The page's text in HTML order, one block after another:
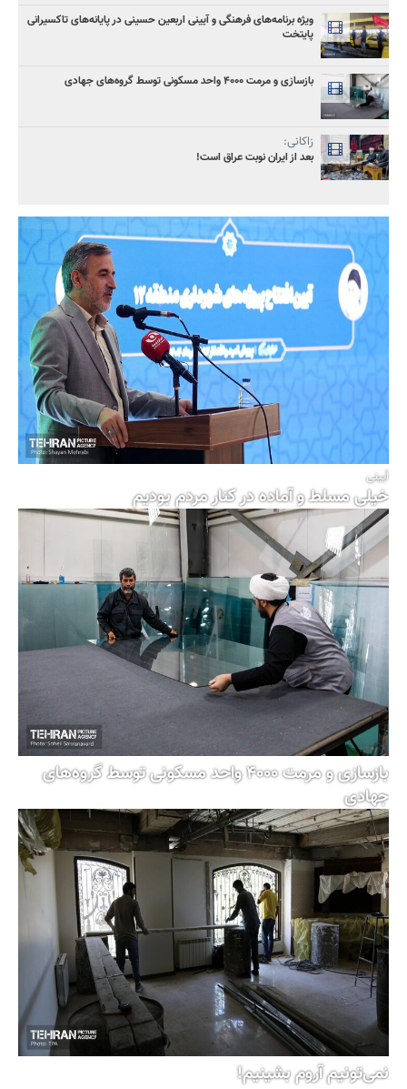
ویژه برنامه‌های فرهنگی و آیینی اربعین حسینی در پایانه‌های تاکسیرانی
پایتخت
بازسازی و مرمت ۴۰۰۰ واحد مسکونی توسط گروه‌های جهادی
زاکانی:
بعد از ایران نوبت عراق است!
آیینی
خیلی مسلط و آماده در کنار مردم بودیم
بازسازی و مرمت ۴۰۰۰ واحد مسکونی توسط گروه‌های
جهادی
نمی‌تونیم آروم بشینیم!